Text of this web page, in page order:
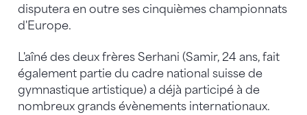
disputera en outre ses cinquièmes championnats
d'Europe.
L'aîné des deux frères Serhani (Samir, 24 ans, fait
également partie du cadre national suisse de
gymnastique artistique) a déjà participé à de
nombreux grands évènements internationaux.